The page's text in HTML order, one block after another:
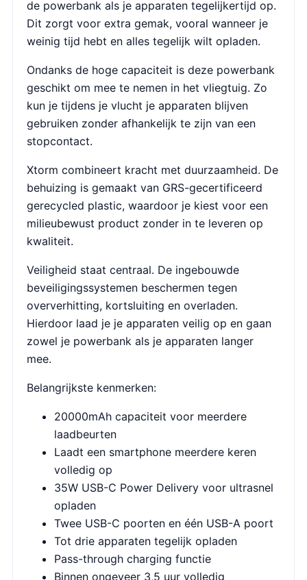
de powerbank als je apparaten tegelijkertijd op.
Dit zorgt voor extra gemak, vooral wanneer je
weinig tijd hebt en alles tegelijk wilt opladen.
Ondanks de hoge capaciteit is deze powerbank
geschikt om mee te nemen in het vliegtuig. Zo
kun je tijdens je vlucht je apparaten blijven
gebruiken zonder afhankelijk te zijn van een
stopcontact.
Xtorm combineert kracht met duurzaamheid. De
behuizing is gemaakt van GRS-gecertificeerd
gerecycled plastic, waardoor je kiest voor een
milieubewust product zonder in te leveren op
kwaliteit.
Veiligheid staat centraal. De ingebouwde
beveiligingssystemen beschermen tegen
oververhitting, kortsluiting en overladen.
Hierdoor laad je je apparaten veilig op en gaan
zowel je powerbank als je apparaten langer
mee.
Belangrijkste kenmerken:
20000mAh capaciteit voor meerdere
laadbeurten
Laadt een smartphone meerdere keren
volledig op
35W USB-C Power Delivery voor ultrasnel
opladen
Twee USB-C poorten en één USB-A poort
Tot drie apparaten tegelijk opladen
Pass-through charging functie
Binnen ongeveer 3,5 uur volledig